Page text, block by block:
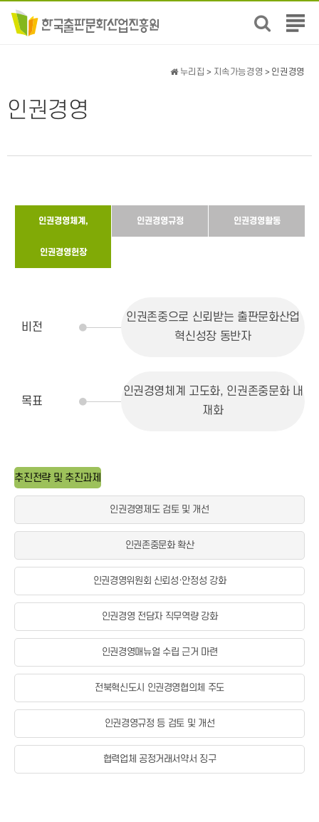
전
뉴
인권경영
누리집 > 지속가능경영 > 인권경영
인권경영체계,
인권경영헌장
인권경영규정 인권경영활동
비전
인권존중으로 신뢰받는 출판문화산업
혁신성장 동반자
목표
인권경영체계 고도화, 인권존중문화 내
재화
추진전략 및 추진과제
인권경영제도 검토 및 개선
인권존중문화 확산
인권경영위원회 신뢰성·안정성 강화
인권경영 전담자 직무역량 강화
인권경영매뉴얼 수립 근거 마련
전북혁신도시 인권경영협의체 주도
인권경영규정 등 검토 및 개선
협력업체 공정거래서약서 징구